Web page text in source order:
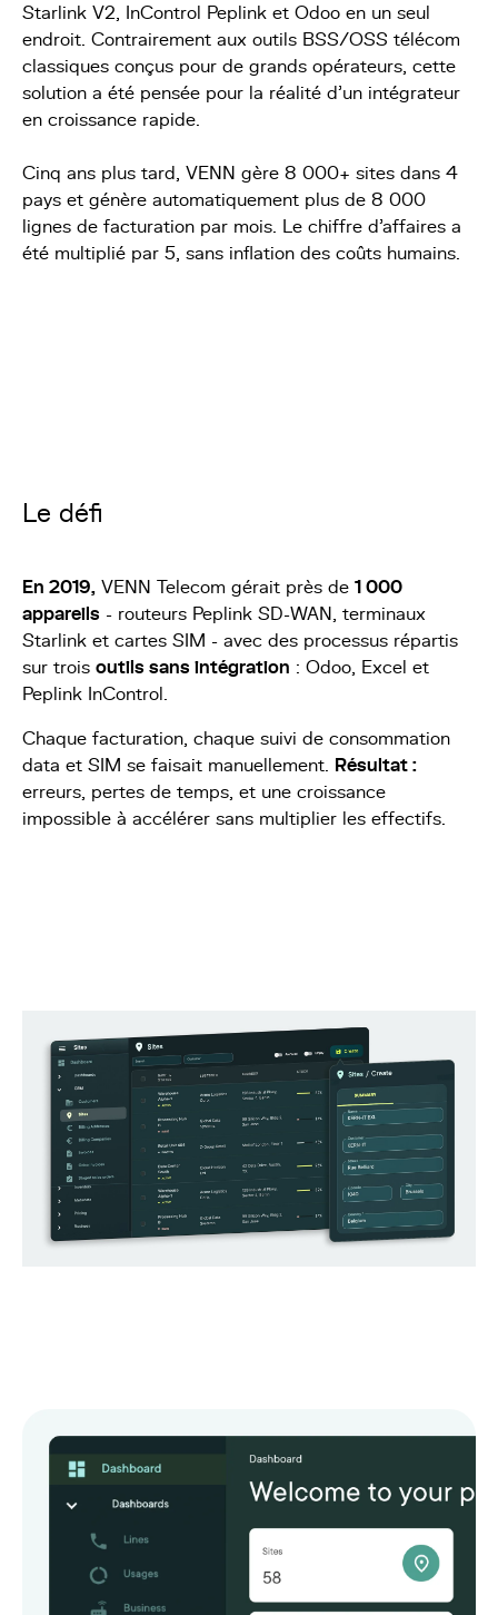
Starlink V2, InControl Peplink et Odoo en un seul
endroit. Contrairement aux outils BSS/OSS télécom
classiques conçus pour de grands opérateurs, cette
solution a été pensée pour la réalité d'un intégrateur
en croissance rapide.
Cinq ans plus tard, VENN gère 8 000+ sites dans 4
pays et génère automatiquement plus de 8 000
lignes de facturation par mois. Le chiffre d'affaires a
été multiplié par 5, sans inflation des coûts humains.
Le défi
En 2019, VENN Telecom gérait près de 1 000
appareils - routeurs Peplink SD-WAN, terminaux
Starlink et cartes SIM - avec des processus répartis
sur trois outils sans intégration : Odoo, Excel et
Peplink InControl.
Chaque facturation, chaque suivi de consommation
data et SIM se faisait manuellement. Résultat :
erreurs, pertes de temps, et une croissance
impossible à accélérer sans multiplier les effectifs.